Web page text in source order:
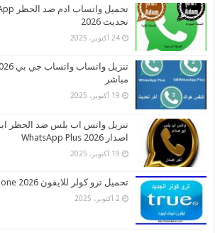
تحديث 2026
24 أكتوبر، 2025
مباشر
19 أكتوبر، 2025
تنزيل واتس اب بلس ضد الحظر
اصدار 2026 WhatsApp Plus
19 أكتوبر، 2025
تحميل ترو كولر للايفون 2026 True Caller iphone
2 أكتوبر، 2025